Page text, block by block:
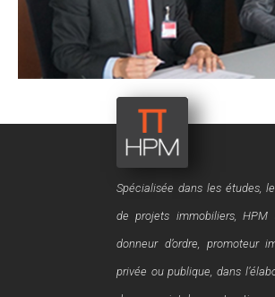
Spécialisée dans les études,
de projets immobiliers, HPM
donneur d’ordre, promoteur
privée ou publique, dans